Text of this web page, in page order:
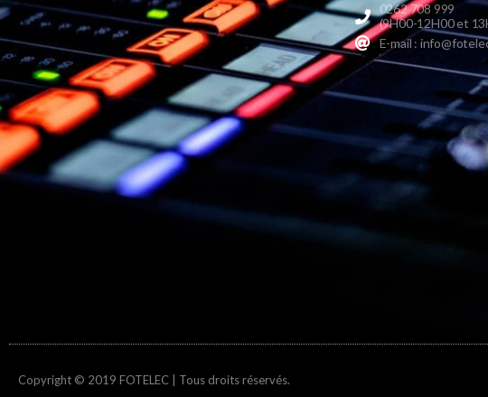
0262 708 999
(9H00-12H00 et
E-mail :
Copyright © 2019 FOTELEC | Tous droits réservés.